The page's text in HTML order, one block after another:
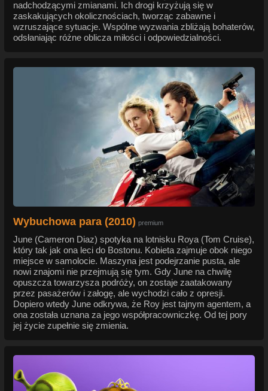
nadchodzącymi zmianami. Ich drogi krzyżują się w
zaskakujących okolicznościach, tworząc zabawne i
wzruszające sytuacje. Wspólne wyzwania zbliżają bohaterów,
odsłaniając różne oblicza miłości i odpowiedzialności.
Wybuchowa para (2010) premium
June (Cameron Diaz) spotyka na lotnisku Roya (Tom Cruise),
który tak jak ona leci do Bostonu. Kobieta zajmuje obok niego
miejsce w samolocie. Maszyna jest podejrzanie pusta, ale
nowi znajomi nie przejmują się tym. Gdy June na chwilę
opuszcza towarzysza podróży, on zostaje zaatakowany
przez pasażerów i załogę, ale wychodzi cało z opresji.
Dopiero wtedy June odkrywa, że Roy jest tajnym agentem, a
ona została uznana za jego współpracowniczkę. Od tej pory
jej życie zupełnie się zmienia.